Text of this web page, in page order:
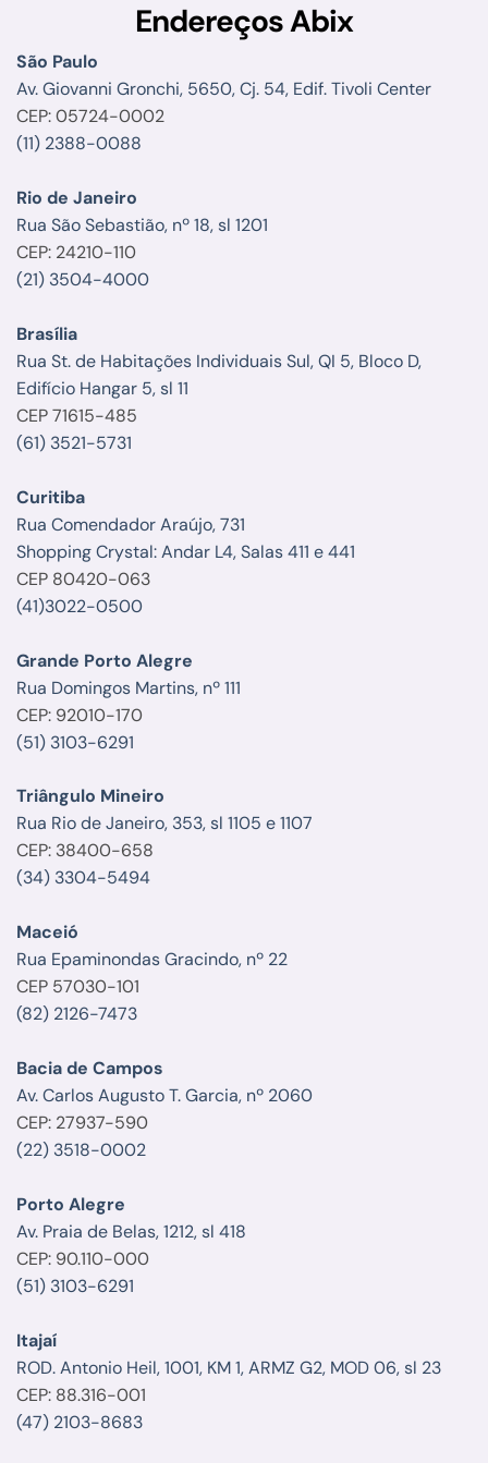
Endereços Abix
São Paulo
Av. Giovanni Gronchi, 5650, Cj. 54, Edif. Tivoli Center
CEP: 05724-0002
(11) 2388-0088
Rio de Janeiro
Rua São Sebastião, nº 18, sl 1201
CEP: 24210-110
(21) 3504-4000
Brasília
Rua St. de Habitações Individuais Sul, QI 5, Bloco D,
Edifício Hangar 5, sl 11
CEP 71615-485
(61) 3521-5731
Curitiba
Rua Comendador Araújo, 731
Shopping Crystal: Andar L4, Salas 411 e 441
CEP 80420-063
(41)3022-0500
Grande Porto Alegre
Rua Domingos Martins, nº 111
CEP: 92010-170
(51) 3103-6291
Triângulo Mineiro
Rua Rio de Janeiro, 353, sl 1105 e 1107
CEP: 38400-658
(34) 3304-5494
Maceió
Rua Epaminondas Gracindo, nº 22
CEP 57030-101
(82) 2126-7473
Bacia de Campos
Av. Carlos Augusto T. Garcia, nº 2060
CEP: 27937-590
(22) 3518-0002
Porto Alegre
Av. Praia de Belas, 1212, sl 418
CEP: 90.110-000
(51) 3103-6291
Itajaí
ROD. Antonio Heil, 1001, KM 1, ARMZ G2, MOD 06, sl 23
CEP: 88.316-001
(47) 2103-8683